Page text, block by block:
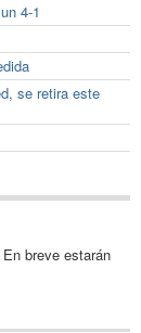
4-1
se retira este
breve estarán